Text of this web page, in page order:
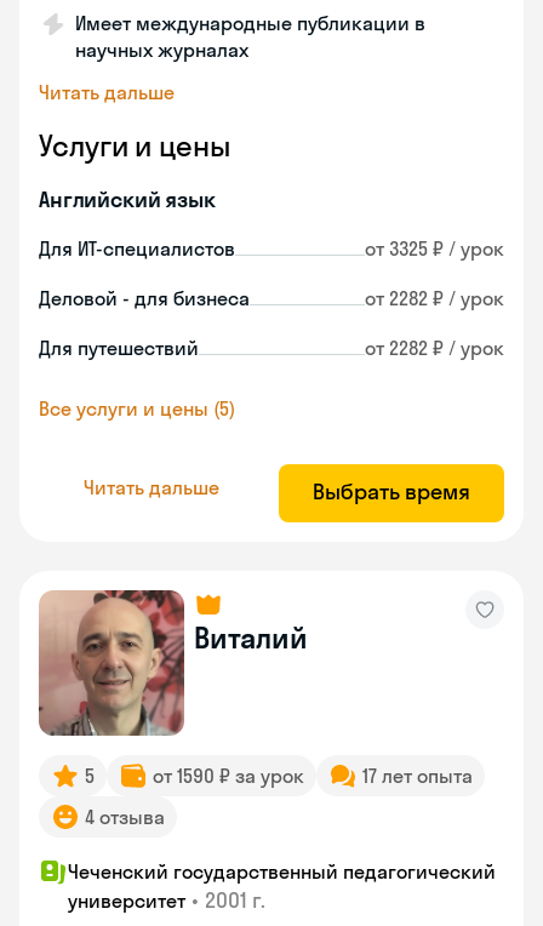
Имеет международные публикации в
научных журналах
Читать дальше
Услуги и цены
Английский язык
Для ИТ-специалистов от 3325 ₽ / урок
Деловой - для бизнеса от 2282 ₽ / урок
Для путешествий от 2282 ₽ / урок
Все услуги и цены (5)
Читать дальше Выбрать время
Виталий
5 от 1590 ₽ за урок
17 лет опыта
4 отзыва
Чеченский государственный педагогический
университет • 2001 г.